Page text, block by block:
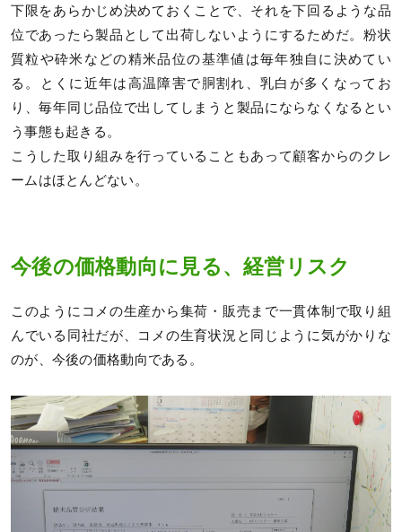
下限をあらかじめ決めておくことで、それを下回るような品
位であったら製品として出荷しないようにするためだ。粉状
質粒や砕米などの精米品位の基準値は毎年独自に決めてい
る。とくに近年は高温障害で胴割れ、乳白が多くなってお
り、毎年同じ品位で出してしまうと製品にならなくなるとい
う事態も起きる。
こうした取り組みを行っていることもあって顧客からのクレ
ームはほとんどない。
今後の価格動向に見る、経営リスク
このようにコメの生産から集荷・販売まで一貫体制で取り組
んでいる同社だが、コメの生育状況と同じように気がかりな
のが、今後の価格動向である。